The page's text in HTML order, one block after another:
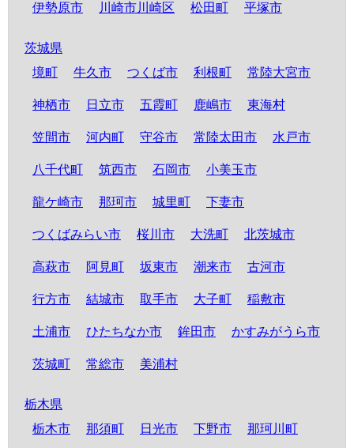
伊勢原市 川崎市川崎区 松田町 平塚市
茨城県
境町
牛久市 つくば市 利根町 常陸大宮市
神栖市 日立市 五霞町 鹿嶋市 東海村
笠間市 河内町 守谷市 常陸太田市 水戸市
八千代町 筑西市 石岡市 小美玉市
龍ケ崎市 那珂市 城里町 下妻市
つくばみらい市 桜川市 大洗町 北茨城市
高萩市 阿見町 坂東市 潮来市 古河市
行方市 結城市 取手市 大子町 稲敷市
土浦市 ひたちなか市 鉾田市 かすみがうら市
茨城町 常総市 美浦村
栃木県
栃木市
那須町 日光市 下野市 那珂川町